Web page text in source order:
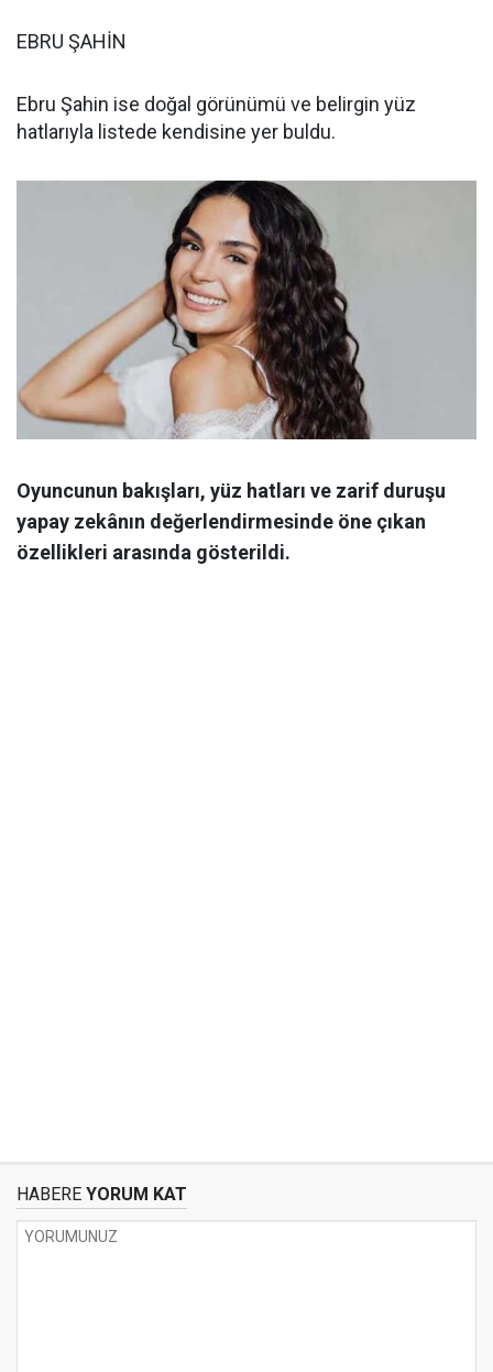
EBRU ŞAHİN
Ebru Şahin ise doğal görünümü ve belirgin yüz
hatlarıyla listede kendisine yer buldu.
Oyuncunun bakışları, yüz hatları ve zarif duruşu
yapay zekânın değerlendirmesinde öne çıkan
özellikleri arasında gösterildi.
HABERE YORUM KAT